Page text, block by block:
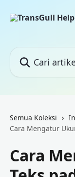
Semua Koleksi
Cara Mengatur
Cara